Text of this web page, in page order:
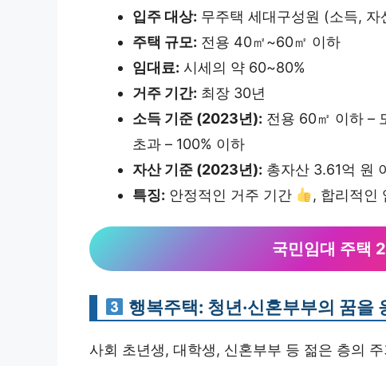
입주 대상: 무주택 세대구성원 (소득, 자
주택 규모: 전용 40㎡~60㎡ 이하
임대료: 시세의 약 60~80%
거주 기간: 최장 30년
소득 기준 (2023년): 전용 60㎡ 이하 –
초과 – 100% 이하
자산 기준 (2023년): 총자산 3.61억 원
특징: 안정적인 거주 기간 , 합리적인
국민임대 주택
행복주택: 청년·신혼부부의 꿈을
사회 초년생, 대학생, 신혼부부 등 젊은 층의